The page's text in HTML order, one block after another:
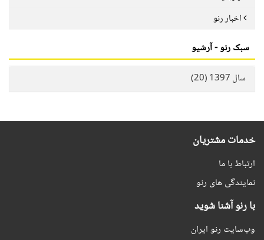
اخبار رنو
سبک رنو - آرشیو
سال 1397 (20)
خدمات مشتریان
ارتباط با ما
نمایندگی های رنو
با رنو آشنا شوید
وب‌سایت رنو ایران